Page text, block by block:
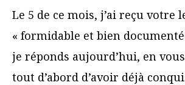
Le 5 de ce mois, j’ai reçu votre
« formidable et bien
je réponds aujourd’hui, en
tout d’abord d’avoir déjà